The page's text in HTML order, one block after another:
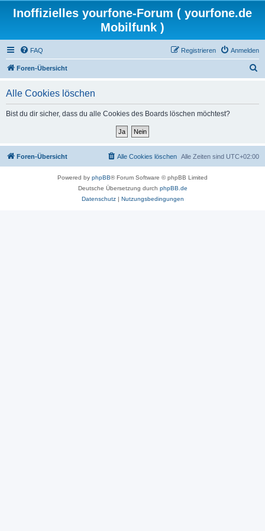
Inoffizielles yourfone-Forum ( yourfone.de
Mobilfunk )
FAQ Anmelden
Registrieren
Foren-Übersicht
Alle Cookies löschen
Bist du dir sicher, dass du alle Cookies des Boards löschen möchtest?
Foren-Übersicht Alle Zeiten sind UTC+02:00
Alle Cookies löschen
Powered by phpBB® Forum Software © phpBB Limited
Deutsche Übersetzung durch phpBB.de
Datenschutz| Nutzungsbedingungen